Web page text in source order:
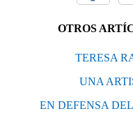
OTROS
TERESA
UNA
EN DEFENSA